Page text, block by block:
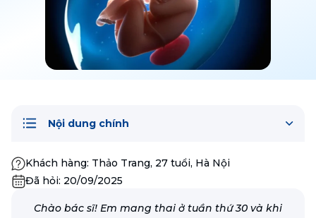
Nội dung chính
Khách hàng: Thảo Trang, 27 tuổi, Hà Nội
Đã hỏi: 20/09/2025
Chào bác sĩ! Em mang thai ở tuần thứ 30 và khi